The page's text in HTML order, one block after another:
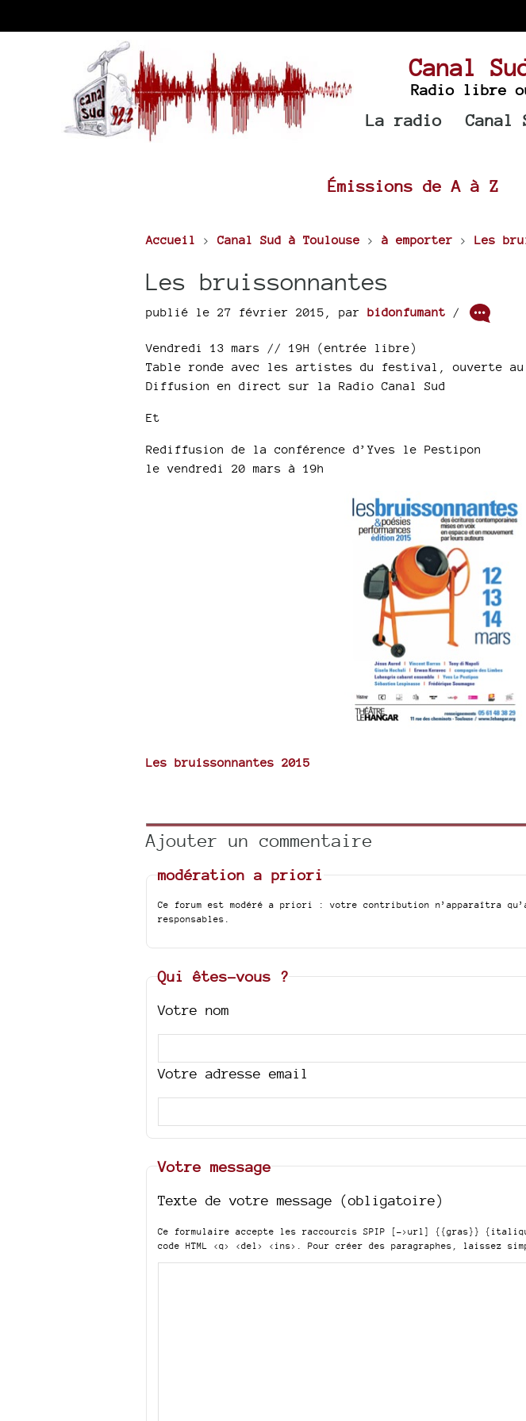
Canal
Radio libre
La radio Canal
Émissions de A à Z
Accueil >Canal Sud à Toulouse > à emporter > Les
Les bruissonnantes
publié le 27 février 2015 par bidonfumant /
Vendredi 13 mars // 19H (entrée libre)
Table ronde avec les artistes du festival, ouverte au
Diffusion en direct sur la Radio Canal Sud
Et
Rediffusion de la conférence d’Yves le Pestipon
le vendredi 20 mars à 19h
Les bruissonnantes 2015
Ajouter un commentaire
modération a priori
Ce forum est modéré a priori : votre contribution n’apparaîtra
responsables.
Qui êtes-vous ?
Votre nom
Votre adresse email
Votre message
Texte de votre message (obligatoire)
Ce formulaire accepte les raccourcis SPIP [->url] {{gras}}
code HTML <q> <del> <ins> . Pour créer des paragraphes, laissez